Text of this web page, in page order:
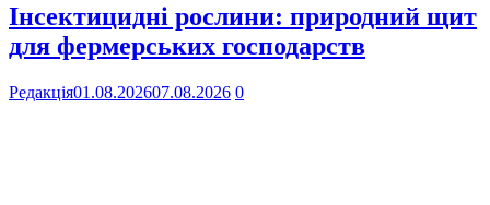
Інсектицидні рослини: природний щит
для фермерських господарств
Редакція01.08.202607.08.2026 0